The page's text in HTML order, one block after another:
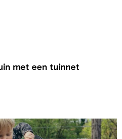
met een tuinnet